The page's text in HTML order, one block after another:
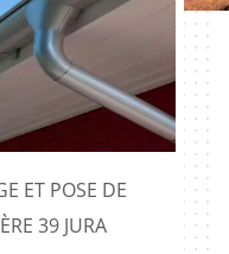
ET POSE DE
39 JURA